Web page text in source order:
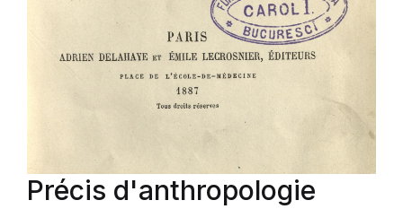
Précis d'anthropologie